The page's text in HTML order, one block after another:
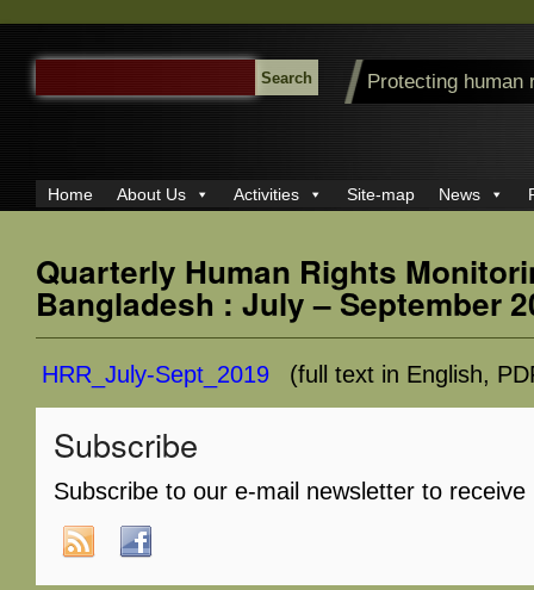
SEARCH
FOR:
Protecting human
Home About Us Activities Site-map News
Quarterly Human Rights
Bangladesh : July – September
HRR_July-Sept_2019 (full text in English,
Subscribe
Subscribe to our e-mail newsletter to receive